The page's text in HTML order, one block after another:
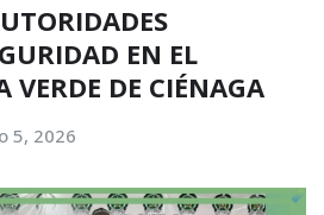
EN EL
VERDE DE CIÉNAGA
5, 2026